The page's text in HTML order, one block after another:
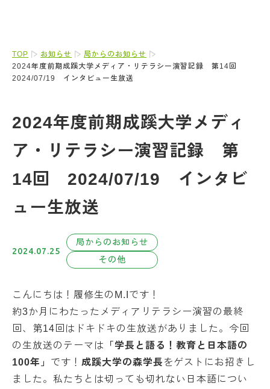
TOP お知らせ
局からのお知らせ
2024年度前期成蹊大学メディア・リテラシー演習記録 第14回
2024/07/19 インタビュー生放送
2024年度前期成蹊大学メディ
ア・リテラシー演習記録 第
14回 2024/07/19 インタビ
ュー生放送
2024.07.25
局からのお知らせ
その他
こんにちは！履修生のM.Iです！
約3か月にわたったメディアリテラシー演習の最終
回、第14回はドキドキの生放送がありました。今回
の生放送のテーマは
「学長と語る！教育と日本語の
100年」 です！ 成蹊大学の森学長 をゲストにお招きし
ました。私たちとは切っても切れない日本語につい